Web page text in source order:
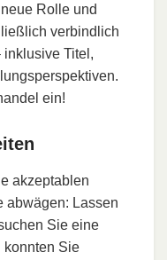
Rolle und
verbindlich
inklusive Titel,
ein!
akzeptablen
abwägen: Lassen
Sie eine
konnten Sie